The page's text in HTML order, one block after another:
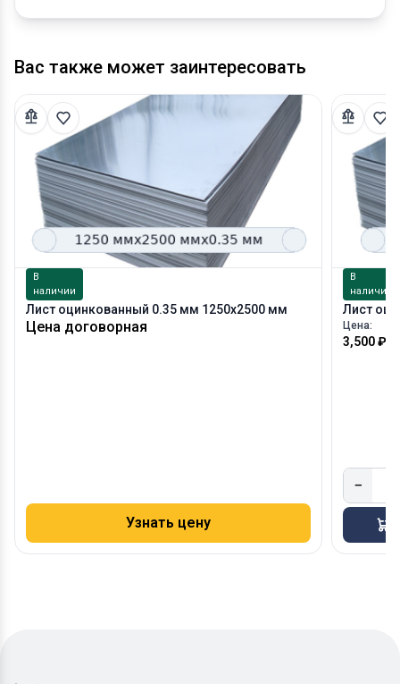
Вас также может заинтересовать
В
наличии
Лист оцинкованный 0.35 мм 1250х2500 мм
Цена договорная
Узнать цену
В
наличии
Лист
Цена:
3,500 ₽
−